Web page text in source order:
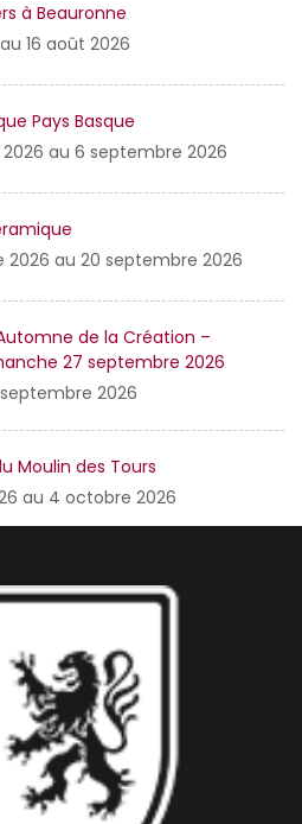
à Beauronne
16 août 2026
Pays Basque
au 6 septembre 2026
2026 au 20 septembre 2026
de la Création –
27 septembre 2026
2026
Moulin des Tours
au 4 octobre 2026